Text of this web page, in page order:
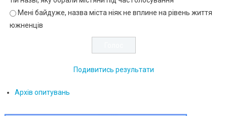
Мені байдуже, назва міста ніяк не вплине на рівень життя
южненців
Подивитись результати
Архів опитувань